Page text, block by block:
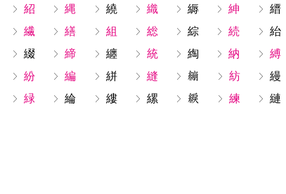
紹 縄 繞 織 縟 紳 縉
繊 繕 組 総 綜 続 紿
綴 締 纏 統 綯 納 縛
紛 編 絣 縫 紡 縵
緑 綸 縷 縲 練 縺